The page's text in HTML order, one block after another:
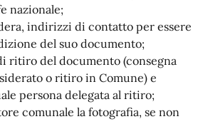
nazionale;
indirizzi di contatto per essere
del suo documento;
ritiro del documento (consegna
o ritiro in Comune) e
persona delegata al ritiro;
comunale la fotografia, se non